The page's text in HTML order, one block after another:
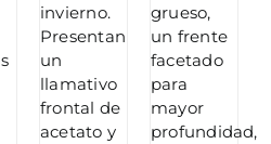
invierno.
Presentan
un
llamativo
frontal de
acetato y
grueso,
un frente
facetado
para
mayor
profundidad,